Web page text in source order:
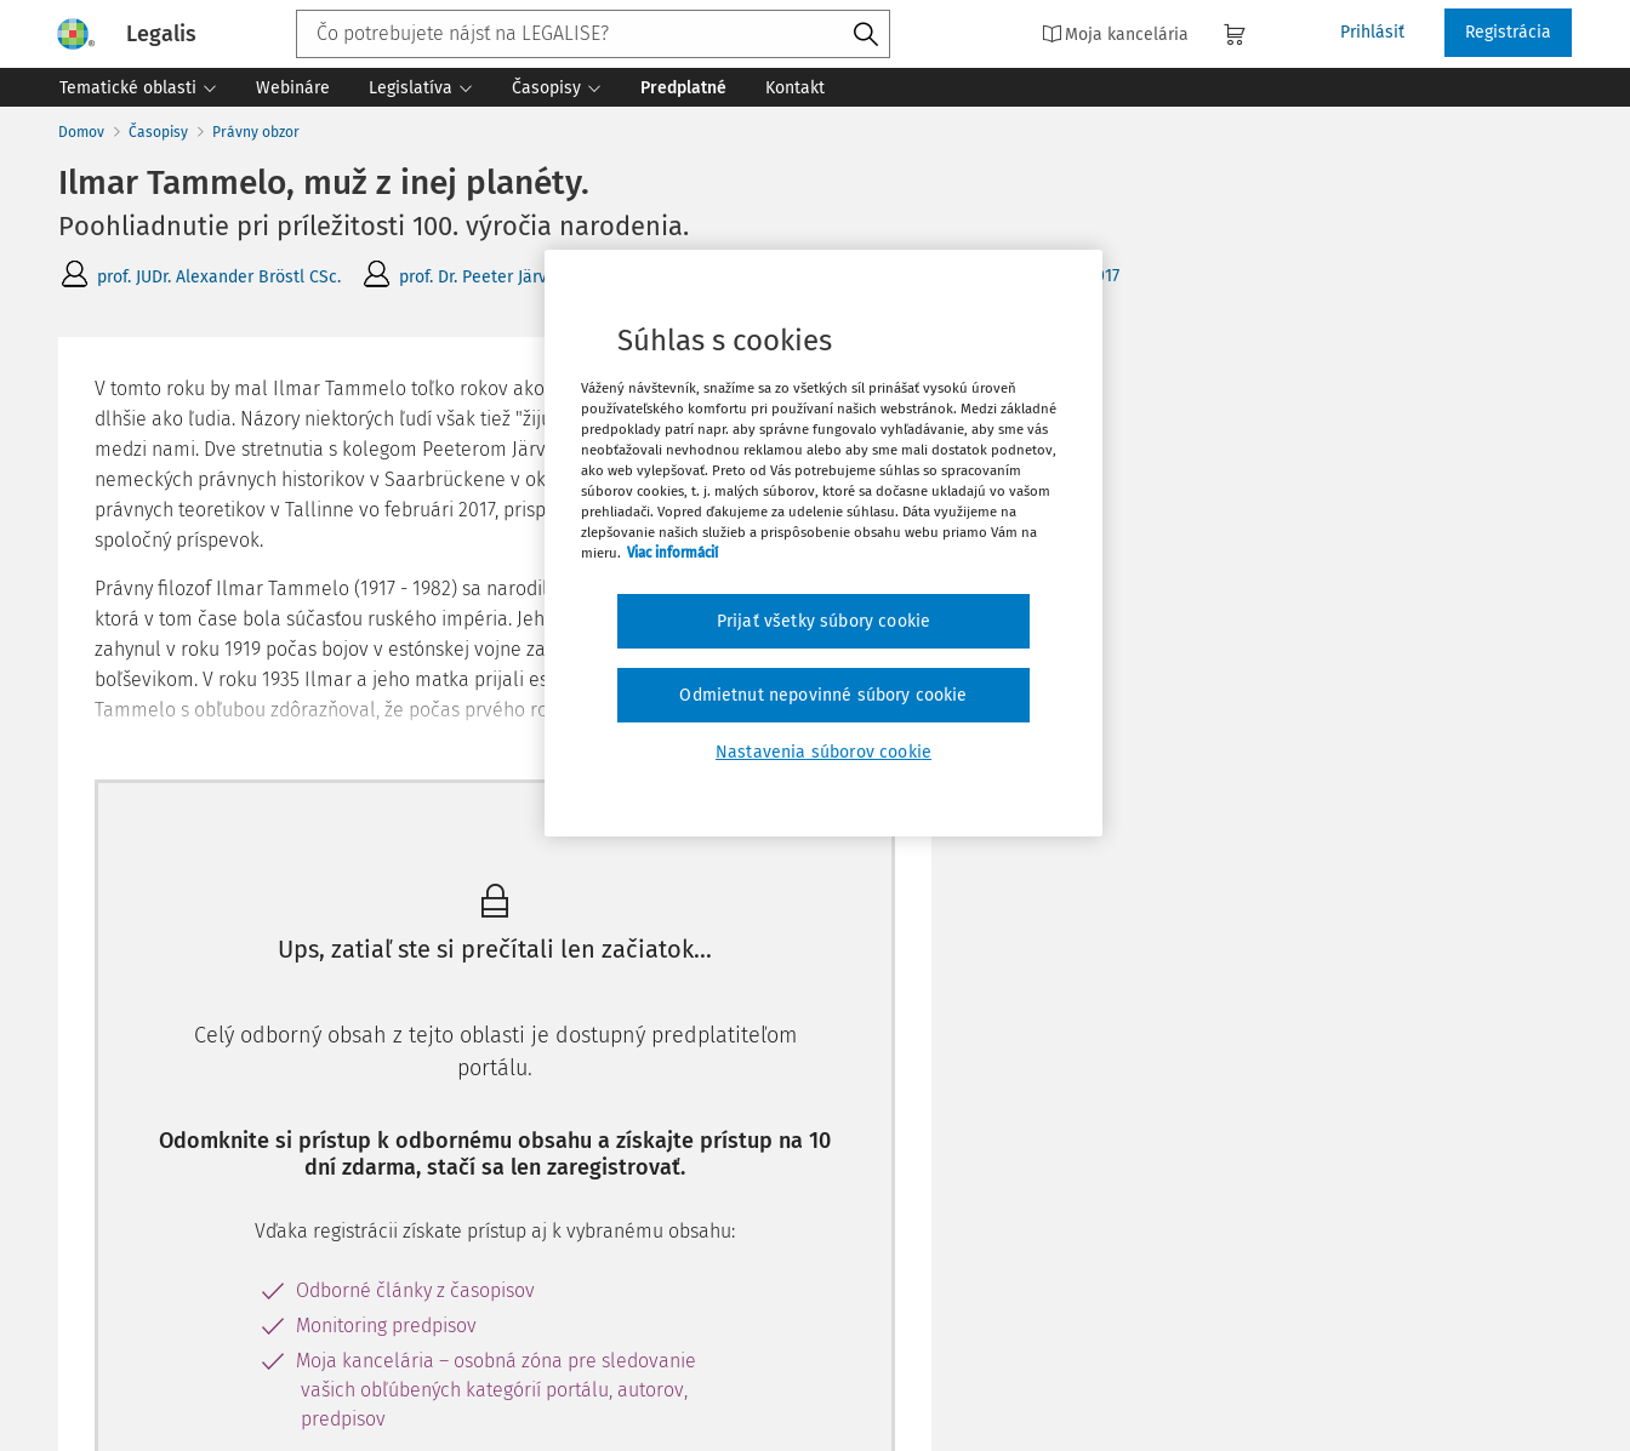
Legalis Moja kancelária Prihlásiť Registrácia
Tematické oblasti Webináre Legislatíva Časopisy Predplatné Kontakt
Domov Časopisy Právny obzor
Ilmar Tammelo, muž z inej planéty.
Poohliadnutie pri príležitosti 100. výročia narodenia.
prof. JUDr. Alexander Bröstl CSc. prof. Dr. Peeter Järvela Právny obzor 4/2017
V tomto roku by mal Ilmar Tammelo toľko rokov ako má Právny obzor. Časopisy niekedy "žijú"
dlhšie ako ľudia. Názory niektorých ľudí však tiež "žijú" poriadne dlho, aj keď už dávno nie sú
medzi nami. Dve stretnutia s kolegom Peeterom Järvelaidom z Tallinnu, najprv na kongrese
nemeckých právnych historikov v Saarbrückene v októbri 2016, a potom na konferencii
právnych teoretikov v Tallinne vo februári 2017, prispeli k tomu, že sa zrodil tento náš
spoločný príspevok.
Právny filozof Ilmar Tammelo (1917 - 1982) sa narodil v učiteľskej rodine v Narve v Estónsku,
ktorá v tom čase bola súčasťou ruského impéria. Jeho otec, ktorý bol aj starostom Narvy,
zahynul v roku 1919 počas bojov v estónskej vojne za nezávislosť v boji proti ruským
boľševikom. V roku 1935 Ilmar a jeho matka prijali estónske priezvisko Tammelo. Ilmar
Tammelo s obľubou zdôrazňoval, že počas prvého roku na Univerz
Ups, zatiaľ ste si prečítali len začiatok...
Celý odborný obsah z tejto oblasti je dostupný predplatiteľom
portálu.
Odomknite si prístup k odbornému obsahu a získajte prístup na 10
dní zdarma, stačí sa len zaregistrovať.
Vďaka registrácii získate prístup aj k vybranému obsahu:
Odborné články z časopisov
Monitoring predpisov
Moja kancelária – osobná zóna pre sledovanie
vašich obľúbených kategórií portálu, autorov,
predpisov
Vytlačiť
Obľúbené
Zdieľať
Súhlas s cookies
Vážený návštevník, snažíme sa zo všetkých síl prinášať vysokú úroveň
používateľského komfortu pri používaní našich webstránok. Medzi základné
predpoklady patrí napr. aby správne fungovalo vyhľadávanie, aby sme vás
neobťažovali nevhodnou reklamou alebo aby sme mali dostatok podnetov,
ako web vylepšovať. Preto od Vás potrebujeme súhlas so spracovaním
súborov cookies, t. j. malých súborov, ktoré sa dočasne ukladajú vo vašom
prehliadači. Vopred ďakujeme za udelenie súhlasu. Dáta využijeme na
zlepšovanie našich služieb a prispôsobenie obsahu webu priamo Vám na
mieru. Viac informácií
Nastavenia súborov cookie
Odmietnut nepovinné súbory cookie
Prijať všetky súbory cookie